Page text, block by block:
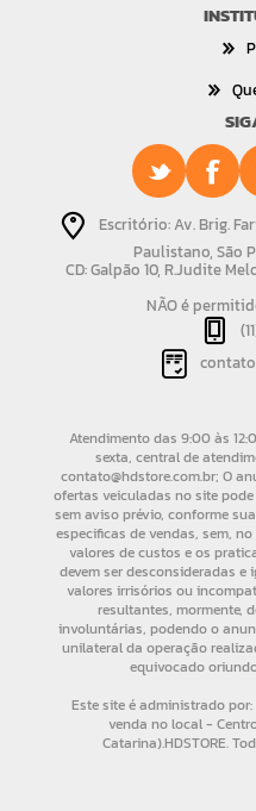
Escritório: Av. Brig.
Paulistano, São
CD: Galpão 10, R.Judite
NÃO é